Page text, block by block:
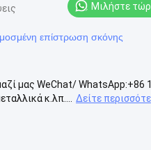
Μιλήστε
επίστρωση σκόνης
μας WeChat/ WhatsApp:+86
κ.λπ....
Δείτε